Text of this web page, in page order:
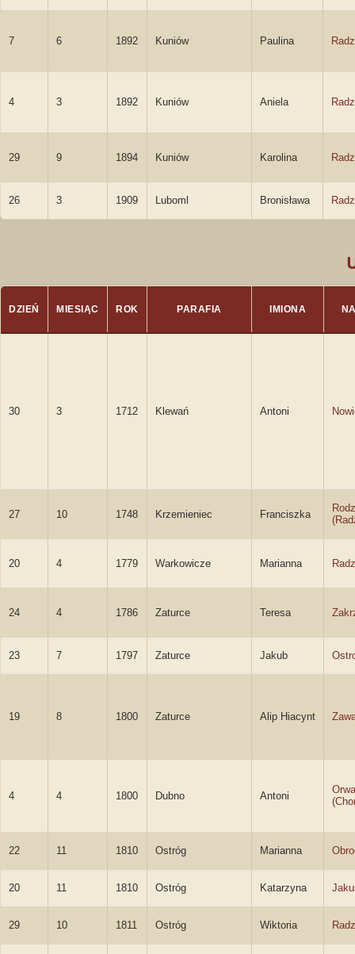
7 6 1892 Kuniów Paulina
4 3 1892 Kuniów Aniela
29 9 1894 Kuniów Karolina
26 3 1909 Luboml Bronisława
DZIEŃ MIESIĄC ROK PARAFIA IMIONA
30 3 1712 Klewań Antoni
27 10 1748 Krzemieniec Franciszka
20 4 1779 Warkowicze Marianna
24 4 1786 Zaturce Teresa
23 7 1797 Zaturce Jakub
19 8 1800 Zaturce Alip Hiacynt
4 4 1800 Dubno Antoni
22 11 1810 Ostróg Marianna
20 11 1810 Ostróg Katarzyna
29 10 1811 Ostróg Wiktoria